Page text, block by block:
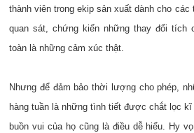
thành viên trong ekip sản xuất dành cho
quan sát, chứng kiến những thay đổi tích
toàn là những cảm xúc thật.
Nhưng để đảm bảo thời lượng cho phép,
hàng tuần là những tình tiết được chắt lọc
buồn vui của họ cũng là điều dễ hiểu. Hy